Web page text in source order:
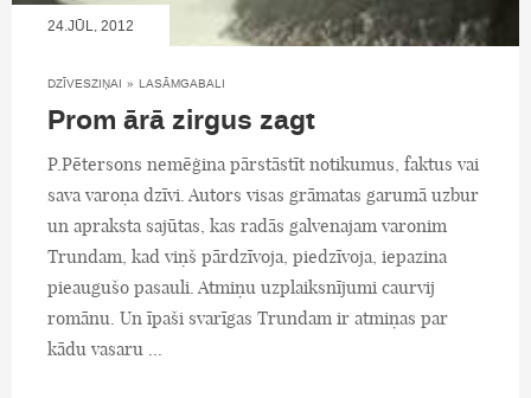
24.JŪL, 2012
DZĪVESZIŅAI » LASĀMGABALI
Prom ārā zirgus zagt
P.Pētersons nemēģina pārstāstīt notikumus, faktus vai
sava varoņa dzīvi. Autors visas grāmatas garumā uzbur
un apraksta sajūtas, kas radās galvenajam varonim
Trundam, kad viņš pārdzīvoja, piedzīvoja, iepazina
pieaugušo pasauli. Atmiņu uzplaiksnījumi caurvij
romānu. Un īpaši svarīgas Trundam ir atmiņas par
kādu vasaru ...